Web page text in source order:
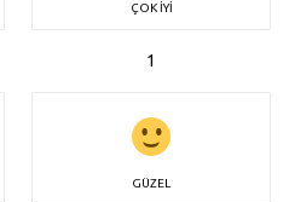
ÇOK İYI
1
GÜZEL